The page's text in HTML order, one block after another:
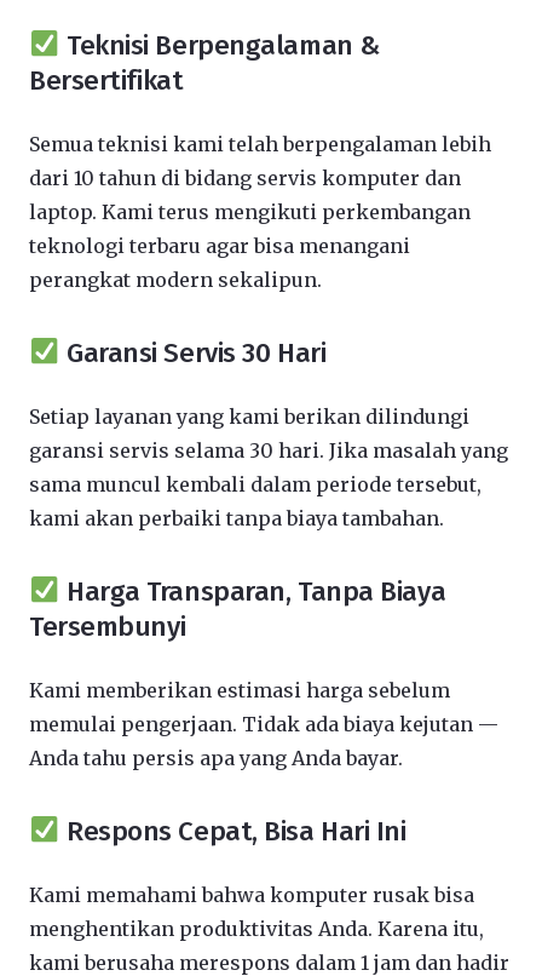
Teknisi Berpengalaman &
Bersertifikat
Semua teknisi kami telah berpengalaman lebih
dari 10 tahun di bidang servis komputer dan
laptop. Kami terus mengikuti perkembangan
teknologi terbaru agar bisa menangani
perangkat modern sekalipun.
Garansi Servis 30 Hari
Setiap layanan yang kami berikan dilindungi
garansi servis selama 30 hari. Jika masalah yang
sama muncul kembali dalam periode tersebut,
kami akan perbaiki tanpa biaya tambahan.
Harga Transparan, Tanpa Biaya
Tersembunyi
Kami memberikan estimasi harga sebelum
memulai pengerjaan. Tidak ada biaya kejutan —
Anda tahu persis apa yang Anda bayar.
Respons Cepat, Bisa Hari Ini
Kami memahami bahwa komputer rusak bisa
menghentikan produktivitas Anda. Karena itu,
kami berusaha merespons dalam 1 jam dan hadir